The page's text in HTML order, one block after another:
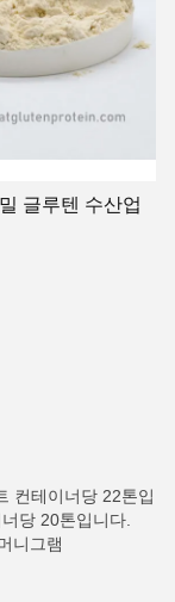
글루텐 수산업
컨테이너당 22톤입
당 20톤입니다.
니그램